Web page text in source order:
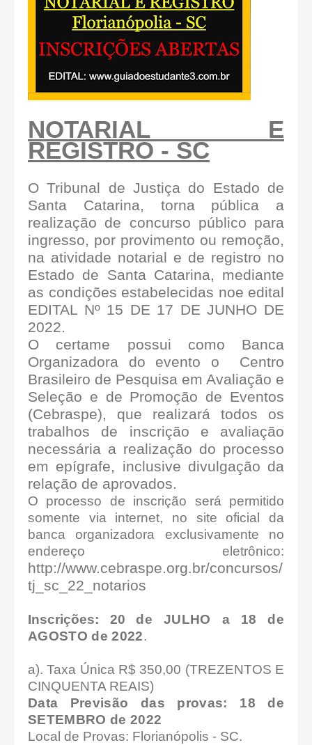
NOTARIAL E
REGISTRO - SC
O Tribunal de Justiça do Estado de
Santa Catarina, torna pública a
realização de concurso público para
ingresso, por provimento ou remoção,
na atividade notarial e de registro no
Estado de Santa Catarina, mediante
as condições estabelecidas noe edital
EDITAL Nº 15 DE 17 DE JUNHO DE
2022.
O certame possui como Banca
Organizadora do evento o
Centro
Brasileiro de Pesquisa em Avaliação e
Seleção e de Promoção de Eventos
(Cebraspe), que realizará todos os
trabalhos de inscrição e avaliação
necessária a realização do processo
em epígrafe, inclusive divulgação da
relação de aprovados.
O processo de inscrição será permitido
somente via internet, no site oficial da
banca organizadora exclusivamente no
endereço eletrônico:
http://www.cebraspe.org.br/concursos/
tj_sc_22_notarios
Inscrições: 20 de JULHO a 18 de
AGOSTO de 2022.
a). Taxa Única R$ 350,00 (TREZENTOS E
CINQUENTA REAIS)
Data Previsão das provas: 18 de
SETEMBRO de 2022
Local de Provas: Florianópolis - SC.